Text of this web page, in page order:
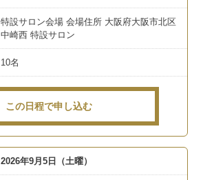
特設サロン会場 会場住所 大阪府大阪市北区
中崎西 特設サロン
10名
この日程で申し込む
2026年9月5日（土曜）